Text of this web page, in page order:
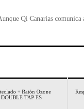
Qi Canarias
+ Ratón Ozone
DOUBLE TAP ES